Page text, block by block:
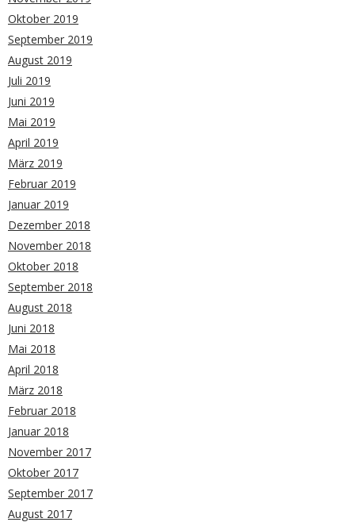
Oktober 2019
September 2019
August 2019
Juli 2019
Juni 2019
Mai 2019
April 2019
März 2019
Februar 2019
Januar 2019
Dezember 2018
November 2018
Oktober 2018
September 2018
August 2018
Juni 2018
Mai 2018
April 2018
März 2018
Februar 2018
Januar 2018
November 2017
Oktober 2017
September 2017
August 2017